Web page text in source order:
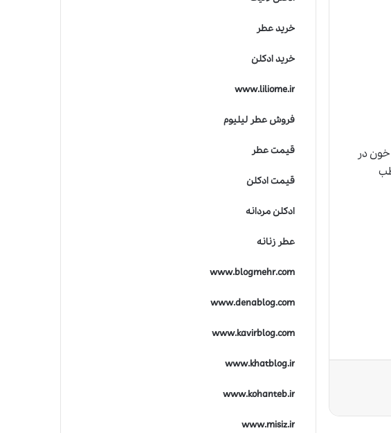
دیابتی٬ درمان افت قند خون در
در طب
خرید عطر
خرید ادکلن
www.liliome.ir
فروش عطر لیلیوم
قیمت عطر
قیمت ادکلن
ادکلن مردانه
عطر زنانه
www.blogmehr.com
www.denablog.com
www.kavirblog.com
www.khatblog.ir
www.kohanteb.ir
www.misiz.ir